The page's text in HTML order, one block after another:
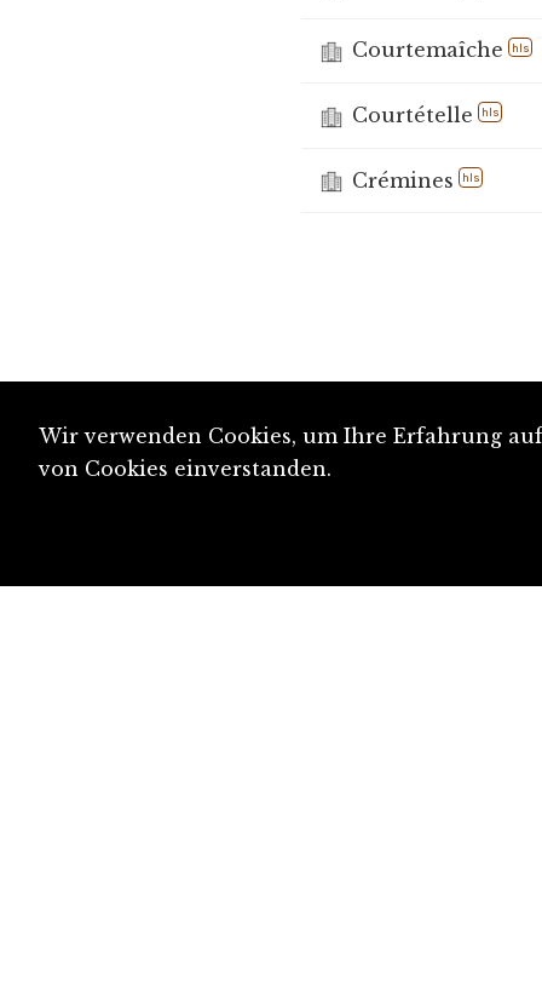
Courtemaîche hls
Courtételle hls
Crémines hls
Wir verwenden Cookies, um Ihre Erfahrung
von Cookies einverstanden.